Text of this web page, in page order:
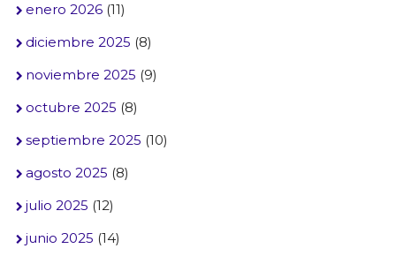
enero 2026(11)
diciembre 2025 (8)
noviembre 2025 (9)
octubre 2025 (8)
septiembre 2025 (10)
agosto 2025 (8)
julio 2025 (12)
junio 2025 (14)